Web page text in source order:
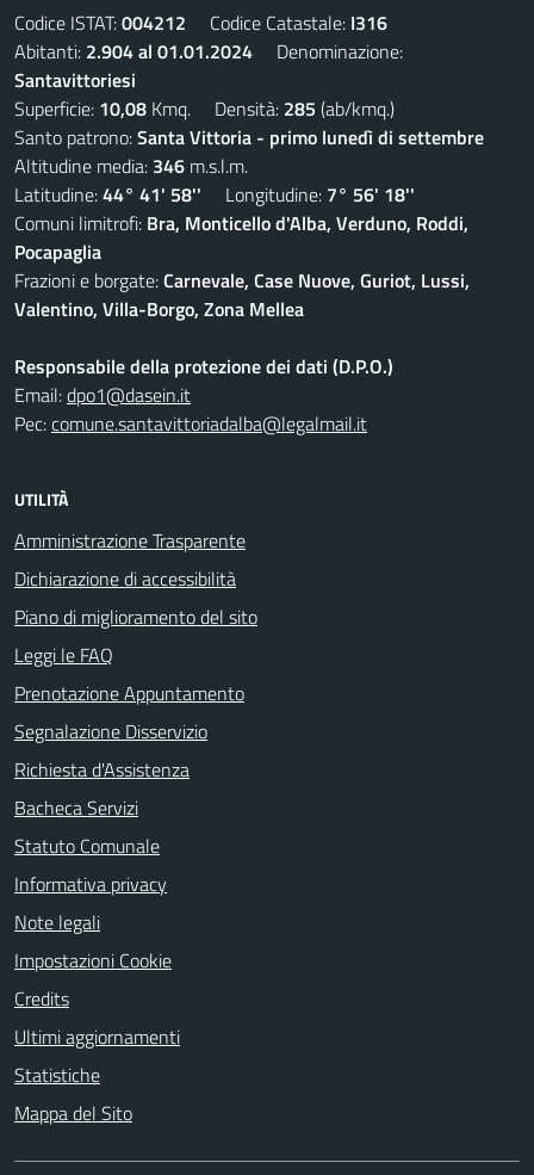
Codice ISTAT:004212 Codice Catastale: I316
Abitanti: 2.904 al 01.01.2024 Denominazione:
Santavittoriesi
Superficie: 10,08 Kmq. Densità: 285 (ab/kmq.)
Santo patrono:Santa Vittoria - primo lunedì di settembre
Altitudine media: 346 m.s.l.m.
Latitudine:44° 41' 58'' Longitudine: 7° 56' 18''
Comuni limitrofi: Bra, Monticello d'Alba, Verduno, Roddi,
Pocapaglia
Frazioni e borgate:Carnevale, Case Nuove, Guriot, Lussi,
Valentino, Villa-Borgo, Zona Mellea
Responsabile della protezione dei dati (D.P.O.)
Email:dpo1@dasein.it
Pec:comune.santavittoriadalba@legalmail.it
UTILITÀ
Amministrazione Trasparente
Dichiarazione di accessibilità
Piano di miglioramento del sito
Leggi le FAQ
Prenotazione Appuntamento
Segnalazione Disservizio
Richiesta d'Assistenza
Bacheca Servizi
Statuto Comunale
Informativa privacy
Note legali
Impostazioni Cookie
Credits
Ultimi aggiornamenti
Statistiche
Mappa del Sito